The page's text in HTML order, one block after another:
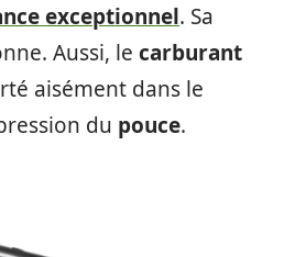
exceptionnel. Sa
Aussi, le carburant
aisément dans le
du pouce.